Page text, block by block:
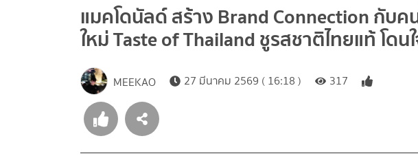
แมคโดนัลด์ สร้าง Brand Connection กับค
ใหม่ Taste of Thailand ชูรสชาติไทยแท้ โดน
MEEKAO 27 มีนาคม 2569 ( 16:18 ) 317